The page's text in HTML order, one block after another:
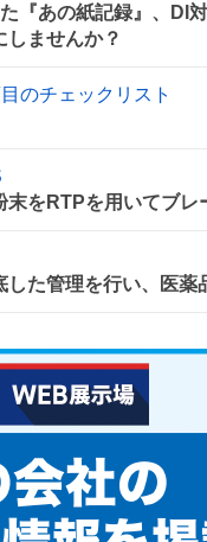
『あの紙記録』、
しませんか？
のチェックリスト
末をRTPを用いてブ
した管理を行い、医薬